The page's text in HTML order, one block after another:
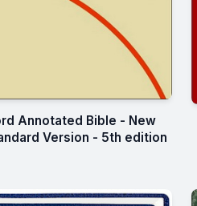
Annotated Bible - New
Version - 5th edition